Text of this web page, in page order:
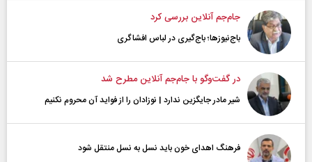
جام‌جم آنلاین بررسی کرد
باج‌نیوزها؛ باج‌گیری در لباس افشاگری
در گفت‌و‌گو با جام‌جم آنلاین مطرح شد
شیر مادر جایگزین ندارد | نوزادان را از فواید آن محروم نکنیم
فرهنگ اهدای خون باید نسل به نسل منتقل شود